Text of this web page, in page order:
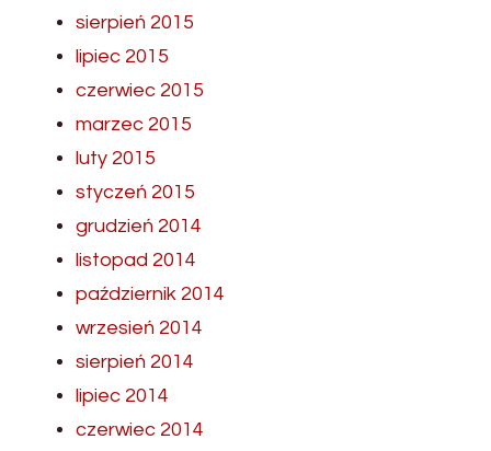
sierpień 2015
lipiec 2015
czerwiec 2015
marzec 2015
luty 2015
styczeń 2015
grudzień 2014
listopad 2014
październik 2014
wrzesień 2014
sierpień 2014
lipiec 2014
czerwiec 2014